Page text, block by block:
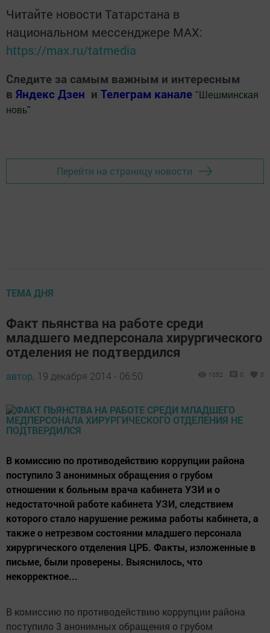
Читайте новости Татарстана в
национальном мессенджере MАХ:
https://max.ru/tatmedia
Следите за самым важным и интересным
в Яндекс Дзен и Телеграм канале " Шешминская
новь"
Перейти на страницу новости
ТЕМА ДНЯ
Факт пьянства на работе среди
младшего медперсонала хирургического
отделения не подтвердился
автор, 19 декабря 2014 - 06:50 1052 0 0
В комиссию по противодействию коррупции района
поступило 3 анонимных обращения о грубом
отношении к больным врача кабинета УЗИ и о
недостаточной работе кабинета УЗИ, следствием
которого стало нарушение режима работы кабинета, а
также о нетрезвом состоянии младшего персонала
хирургического отделения ЦРБ. Факты, изложенные в
письме, были проверены. Выяснилось, что
некорректное...
В комиссию по противодействию коррупции района
поступило 3 анонимных обращения о грубом